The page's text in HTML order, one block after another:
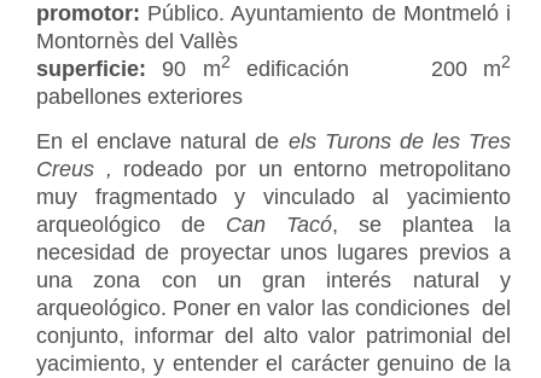
promotor: Público. Ayuntamiento de Montmeló i
Montornès del Vallès
superficie: 90 m2 edificación 200 m2
pabellones exteriores
En el enclave natural de els Turons de les Tres
Creus , rodeado por un entorno metropolitano
muy fragmentado y vinculado al yacimiento
arqueológico de Can Tacó, se plantea la
necesidad de proyectar unos lugares previos a
una zona con un gran interés natural y
arqueológico. Poner en valor las condiciones del
conjunto, informar del alto valor patrimonial del
yacimiento, y entender el carácter genuino de la